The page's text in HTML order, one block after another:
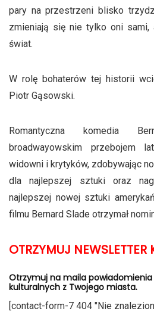
pary na przestrzeni blisko
zmieniają się nie tylko oni sami,
świat.
W rolę bohaterów tej historii
Piotr Gąsowski.
Romantyczna komedia
broadwayowskim przebojem
widowni i krytyków, zdobywając
dla najlepszej sztuki oraz
najlepszej nowej sztuki
filmu Bernard Slade otrzymał
OTRZYMUJ NEWSLETTER
Otrzymuj na maila
kulturalnych z Twojego miasta.
[contact-form-7 404 "Nie